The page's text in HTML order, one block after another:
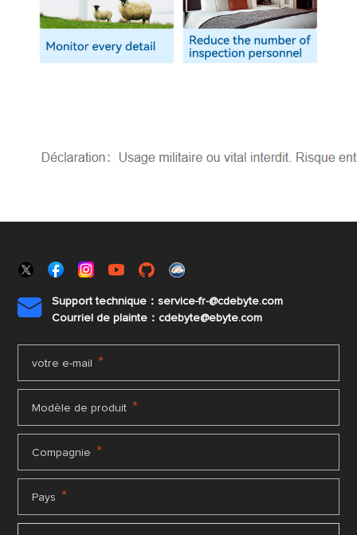

Support technique：service-fr-@cdebyte.com
Courriel de plainte：cdebyte@ebyte.com
votre e-mail *
Modèle de produit *
Compagnie *
Pays *